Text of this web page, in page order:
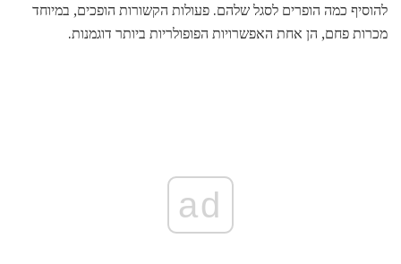
להוסיף כמה הופרים לסגל שלהם. פעולות הקשורות הופכים, במיוחד
מכרות פחם, הן אחת האפשרויות הפופולריות ביותר דוגמנות.
ad